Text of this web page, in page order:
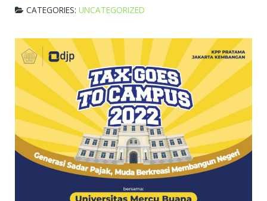
CATEGORIES: UNCATEGORIZED